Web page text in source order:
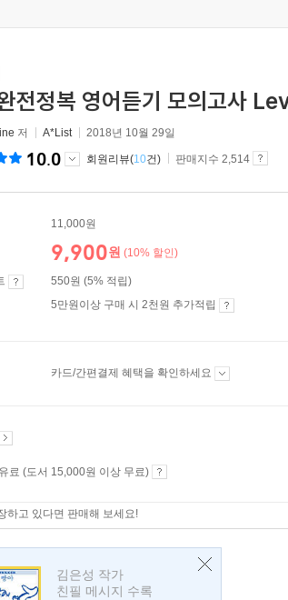
전정복 영어듣기 모의고사
저 A*List 2018년 10월 29일
10.0 회원리뷰(10건) 판매지수 2,514
11,000원
9,900원 (10% 할인)
550원 (5% 적립)
5만원이상 구매 시 2천원 추가적립
카드/간편결제 혜택을 확인하세요
료 (도서 15,000원 이상 무료)
하고 있다면 판매해 보세요!
김은성 작가
친필 메시지 수록